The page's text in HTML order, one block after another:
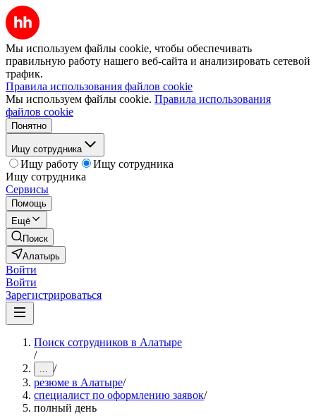
Мы используем файлы cookie, чтобы обеспечивать
правильную работу нашего веб-сайта и анализировать сетевой
трафик.
Правила использования файлов cookie
Мы используем файлы cookie. Правила использования
файлов cookie
Понятно
Ищу сотрудника
Ищу работу
Ищу сотрудника
Ищу сотрудника
Сервисы
Помощь
Ещё
Поиск
Алатырь
Войти
Войти
Зарегистрироваться
Поиск сотрудников в Алатыре
/
... /
резюме в Алатыре/
специалист по оформлению заявок/
полный день